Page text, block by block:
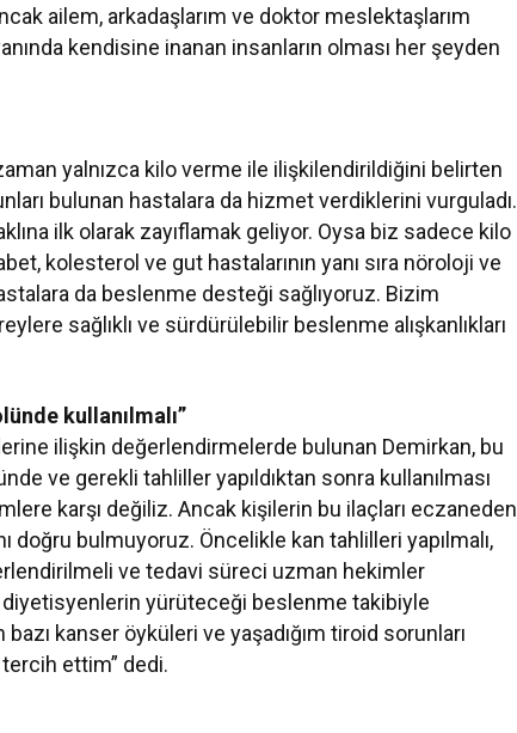
ailem, arkadaşlarım ve doktor meslektaşlarım
kendisine inanan insanların olması her şeyden
yalnızca kilo verme ile ilişkilendirildiğini belirten
bulunan hastalara da hizmet verdiklerini vurguladı.
ilk olarak zayıflamak geliyor. Oysa biz sadece kilo
kolesterol ve gut hastalarının yanı sıra nöroloji ve
da beslenme desteği sağlıyoruz. Bizim
sağlıklı ve sürdürülebilir beslenme alışkanlıkları
kullanılmalı”
ilişkin değerlendirmelerde bulunan Demirkan, bu
ve gerekli tahliller yapıldıktan sonra kullanılması
karşı değiliz. Ancak kişilerin bu ilaçları eczaneden
doğru bulmuyoruz. Öncelikle kan tahlilleri yapılmalı,
ve tedavi süreci uzman hekimler
diyetisyenlerin yürüteceği beslenme takibiyle
kanser öyküleri ve yaşadığım tiroid sorunları
ettim” dedi.